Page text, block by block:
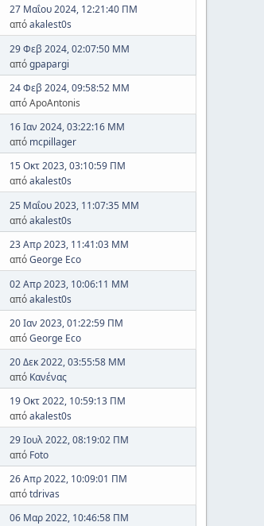
27 Μαΐου 2024, 12:21:40 ΠΜ
απόakalest0s
29 Φεβ 2024, 02:07:50 ΜΜ
απόgpapargi
24 Φεβ 2024, 09:58:52 ΜΜ
από ApoAntonis
16 Ιαν 2024, 03:22:16 ΜΜ
από mcpillager
15 Οκτ 2023, 03:10:59 ΠΜ
απόakalest0s
25 Μαΐου 2023, 11:07:35 ΜΜ
απόakalest0s
23 Απρ 2023, 11:41:03 ΜΜ
απόGeorge Eco
02 Απρ 2023, 10:06:11 ΜΜ
απόakalest0s
20 Ιαν 2023, 01:22:59 ΠΜ
απόGeorge Eco
20 Δεκ 2022, 03:55:58 ΜΜ
από Κανένας
19 Οκτ 2022, 10:59:13 ΠΜ
απόakalest0s
29 Ιουλ 2022, 08:19:02 ΠΜ
από Foto
26 Απρ 2022, 10:09:01 ΠΜ
απόtdrivas
06 Μαρ 2022, 10:46:58 ΠΜ